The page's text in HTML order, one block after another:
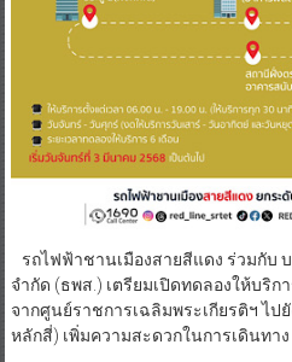
รถไฟฟ้าชานเมืองสายสีแดง ร่วมกับ
จำกัด (ธพส.) เตรียมเปิดทดลองให้บริก
จากศูนย์ราชการเฉลิมพระเกียรติฯ ไ
หลักสี่) เพิ่มความสะดวกในการเดินทา